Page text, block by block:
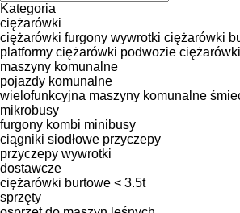
Kategoria
ciężarówki
ciężarówki furgony wywrotki ciężarówki
platformy ciężarówki podwozie
maszyny komunalne
pojazdy komunalne
wielofunkcyjna maszyny komunalne
mikrobusy
furgony kombi minibusy
ciągniki siodłowe przyczepy
przyczepy wywrotki
dostawcze
ciężarówki burtowe < 3.5t
sprzęty